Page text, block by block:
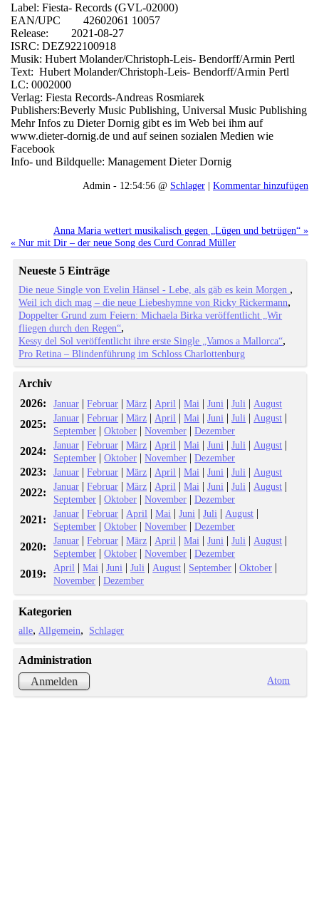
Label: Fiesta- Records (GVL-02000)
EAN/UPC 42602061 10057
Release: 2021-08-27
ISRC: DEZ922100918
Musik: Hubert Molander/Christoph-Leis- Bendorff/Armin Pertl
Text: Hubert Molander/Christoph-Leis- Bendorff/Armin Pertl
LC: 0002000
Verlag: Fiesta Records-Andreas Rosmiarek
Publishers:Beverly Music Publishing, Universal Music Publishing
Mehr Infos zu Dieter Dornig gibt es im Web bei ihm auf
www.dieter-dornig.de und auf seinen sozialen Medien wie
Facebook
Info- und Bildquelle: Management Dieter Dornig
Admin - 12:54:56 @ Schlager | Kommentar hinzufügen
Anna Maria wettert musikalisch gegen „Lügen und betrügen“ »
« Nur mit Dir – der neue Song des Curd Conrad Müller
Neueste 5 Einträge
Die neue Single von Evelin Hänsel - Lebe, als gäb es kein Morgen
Weil ich dich mag – die neue Liebeshymne von Ricky Rickermann
Doppelter Grund zum Feiern: Michaela Birka veröffentlicht „Wir
fliegen durch den Regen“
Kessy del Sol veröffentlicht ihre erste Single „Vamos a Mallorca“
Pro Retina – Blindenführung im Schloss Charlottenburg
Archiv
2026:
Januar |Februar |März | April |Mai |Juni |Juli | August
2025: Januar |Februar |März | April |Mai |Juni |Juli | August |
September |Oktober |November |Dezember
2024: Januar |Februar |März | April |Mai |Juni |Juli | August |
September |Oktober |November |Dezember
2023: Januar |Februar |März | April |Mai |Juni |Juli | August
2022: Januar |Februar |März | April |Mai |Juni |Juli | August |
September |Oktober |November |Dezember
2021: Januar |Februar | April |Mai |Juni |Juli | August |
September |Oktober |November |Dezember
2020: Januar |Februar |März | April |Mai |Juni |Juli | August |
September |Oktober |November |Dezember
2019: April |Mai |Juni |Juli | August | September |Oktober |
November |Dezember
Kategorien
alle Allgemein Schlager
Administration
Anmelden
Atom